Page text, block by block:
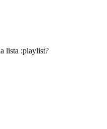
lista :playlist?